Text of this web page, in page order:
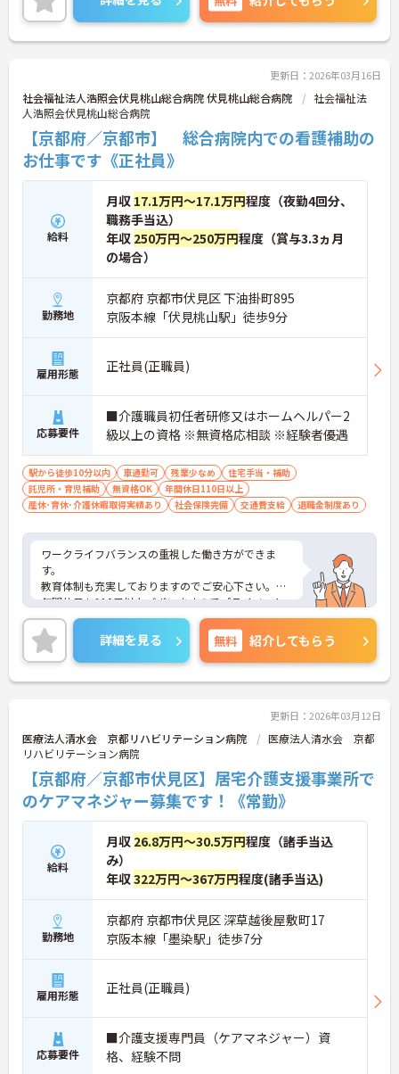
育児休業の取得実績や利用可能な託児所があり、将
来結婚や出産をお考えの方も安心してお仕事をスタ
ートできます！
ご興味がある方は是非一度マイナビまでお問い合わ
せください。さらに詳細などお伝えします！
更新日：2026年03月16日
社会福祉法人浩照会伏見桃山総合病院 伏見桃山総合病院
社会福祉法
人浩照会伏見桃山総合病院
【京都府／京都市】 総合病院内での看護補助の
お仕事です《正社員》
給料
月収 17.1万円～17.1万円程度（夜勤4回分、
職務手当込）
年収 250万円～250万円程度（賞与3.3ヵ月
の場合）
勤務地
京都府 京都市伏見区 下油掛町895
京阪本線「伏見桃山駅」徒歩9分
雇用形態 正社員(正職員)
応募要件
■介護職員初任者研修又はホームヘルパー2
級以上の資格 ※無資格応相談 ※経験者優遇
駅から徒歩10分以内 車通勤可 残業少なめ
住宅手当・補助
託児所・育児補助
無資格OK
年間休日110日以上
産休･育休･介護休暇取得実績あり
社会保険完備 交通費支給 退職金制度あり
ワークライフバランスの重視した働き方ができま
す。
教育体制も充実しておりますのでご安心下さい。
年間休日も110日以上ございますのでプライベート
も充実しております。
施設に併設されている託児所がありますので子育て
中の方もご安心頂けます。
スタッフの仲も良く、アットホームな雰囲気が自慢
です。
お話しいたしますのでお気軽にご相談ください。
詳細を見る 無料 紹介してもらう
更新日：2026年03月12日
医療法人清水会 京都リハビリテーション病院
医療法人清水会 京都
リハビリテーション病院
【京都府／京都市伏見区】居宅介護支援事業所で
のケアマネジャー募集です！《常勤》
給料
月収 26.8万円～30.5万円程度（諸手当込
み）
年収322万円～367万円程度(諸手当込)
勤務地
京都府 京都市伏見区 深草越後屋敷町17
京阪本線「墨染駅」徒歩7分
雇用形態 正社員(正職員)
応募要件
■介護支援専門員（ケアマネジャー）資
格、経験不問